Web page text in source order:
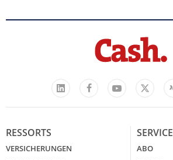
LinkedIn
FacebookYouTube
X
RESSORTS
VERSICHERUNGEN
SERVICE
ABO